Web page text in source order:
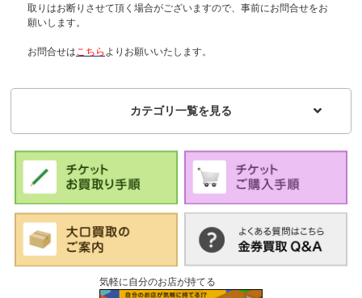
取りはお断りさせて頂く場合がございますので、事前にお問合せをお
願いします。
お問合せは こちら よりお願いいたします。
カテゴリ一覧を見る
気軽に自分のお店が持てる